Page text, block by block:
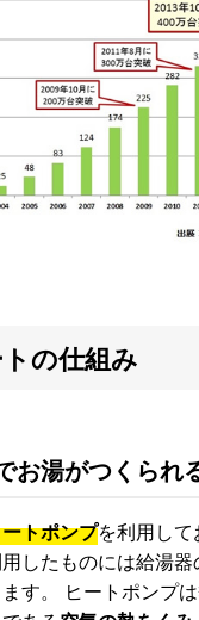
の仕組み
お湯がつくられ
トポンプを利用して
したものには給湯器
す。 ヒートポンプ